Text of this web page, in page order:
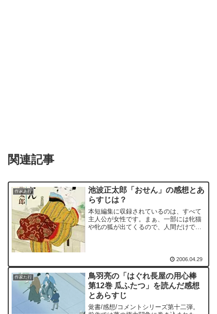
関連記事
作家あ行
池波正太郎「おせん」の感想とあ
らすじは？
本短編集に収録されているのは、すべて
主人公が女性です。まぁ、一部には牝猫
や牝の狐が出てくるので、人間だけでは
2006.04.29
作家た行
鳥羽亮の「はぐれ長屋の用心棒
第12巻 瓜ふたつ」を読んだ感想
とあらすじ
覚書/感想/コメントシリーズ第十二弾。